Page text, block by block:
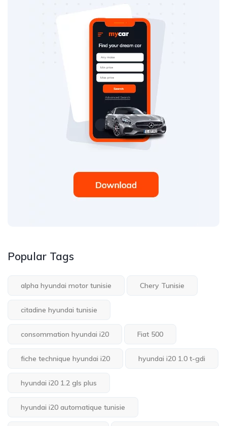
Popular Tags
alpha hyundai motor tunisie Chery Tunisie
citadine hyundai tunisie
consommation hyundai i20 Fiat 500
fiche technique hyundai i20 hyundai i20 1.0 t-gdi
hyundai i20 1.2 gls plus
hyundai i20 automatique tunisie